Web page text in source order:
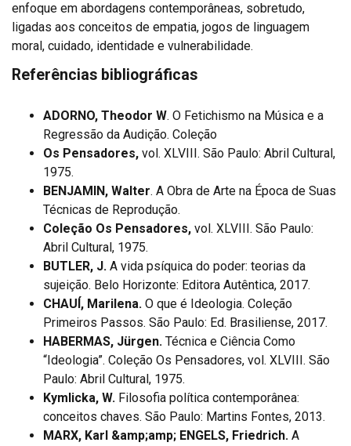
enfoque em abordagens contemporâneas, sobretudo,
ligadas aos conceitos de empatia, jogos de linguagem
moral, cuidado, identidade e vulnerabilidade.
Referências bibliográficas
ADORNO, Theodor W. O Fetichismo na Música e a
Regressão da Audição. Coleção
Os Pensadores, vol. XLVIII. São Paulo: Abril Cultural,
1975.
BENJAMIN, Walter. A Obra de Arte na Época de Suas
Técnicas de Reprodução.
Coleção Os Pensadores, vol. XLVIII. São Paulo:
Abril Cultural, 1975.
BUTLER, J. A vida psíquica do poder: teorias da
sujeição. Belo Horizonte: Editora Autêntica, 2017.
CHAUÍ, Marilena. O que é Ideologia. Coleção
Primeiros Passos. São Paulo: Ed. Brasiliense, 2017.
HABERMAS, Jürgen. Técnica e Ciência Como
“Ideologia”. Coleção Os Pensadores, vol. XLVIII. São
Paulo: Abril Cultural, 1975.
Kymlicka, W. Filosofia política contemporânea:
conceitos chaves. São Paulo: Martins Fontes, 2013.
MARX, Karl &amp;amp; ENGELS, Friedrich. A